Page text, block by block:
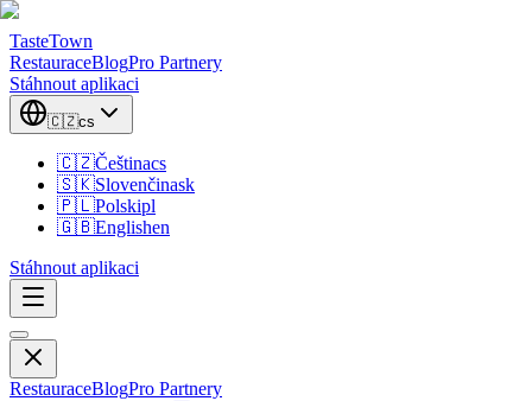
TasteTown
RestauraceBlogPro Partnery
Stáhnout aplikaci
🇨🇿cs
🇨🇿Češtinacs
🇸🇰Slovenčinask
🇵🇱Polskipl
🇬🇧Englishen
Stáhnout aplikaci
RestauraceBlogPro Partnery